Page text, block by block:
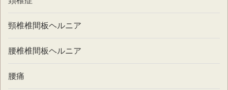
頸椎椎間板ヘルニア
腰椎椎間板ヘルニア
腰痛